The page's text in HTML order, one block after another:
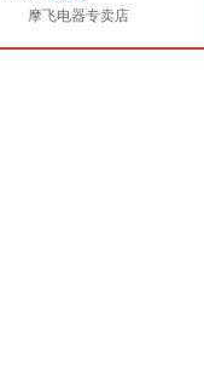
摩飞电器专卖店